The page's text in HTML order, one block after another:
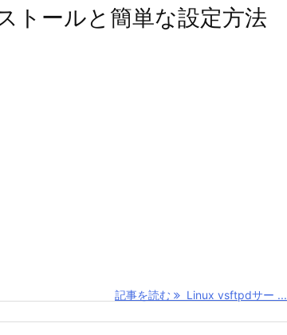
トールと簡単な設定方法
記事を読む
Linux vsftpdサー ...